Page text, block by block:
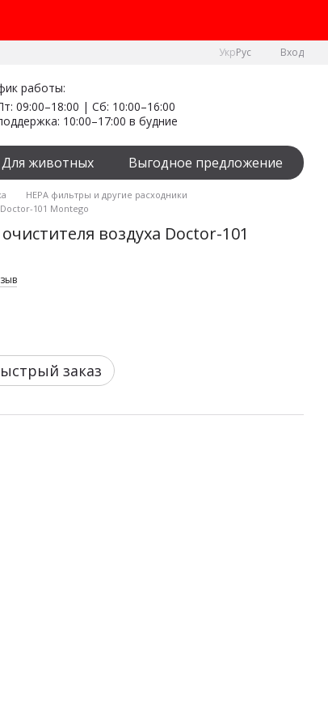
УкрРус Вход
работы:
09:00–18:00 | Сб: 10:00–16:00
10:00–17:00 в будние
Для животных Выгодное предложение
HEPA фильтры и другие расходники
101 Montego
воздуха Doctor-101
заказ